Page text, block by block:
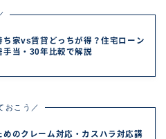
ち家vs賃貸どっちが得？住宅ローン
手当・30年比較で解説
おこう／
めのクレーム対応・カスハラ対応講